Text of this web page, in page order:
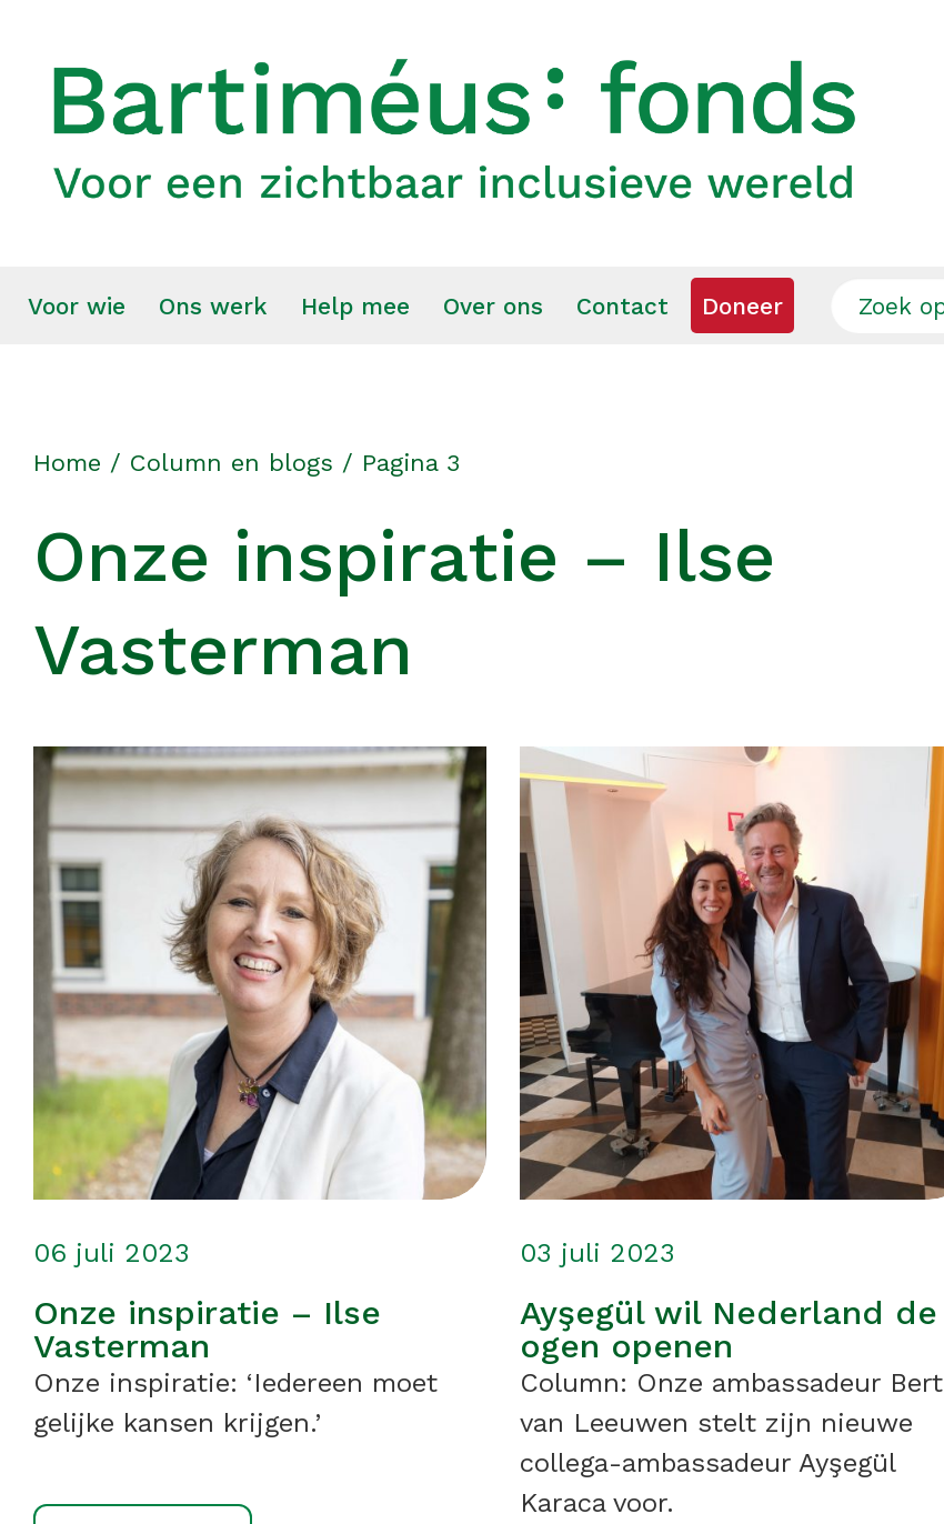
Voor wie Ons werk Help mee Over ons Contact Doneer
Home / Column en blogs / Pagina 3
Onze inspiratie – Ilse
Vasterman
Onze inspiratie – Ilse
Vasterman
06 juli 2023
Onze inspiratie: ‘Iedereen moet
gelijke kansen krijgen.’
Ayşegül wil Nederland de
ogen openen
03 juli 2023
Column: Onze ambassadeur Bert
van Leeuwen stelt zijn nieuwe
collega-ambassadeur Ayşegül
Karaca voor.